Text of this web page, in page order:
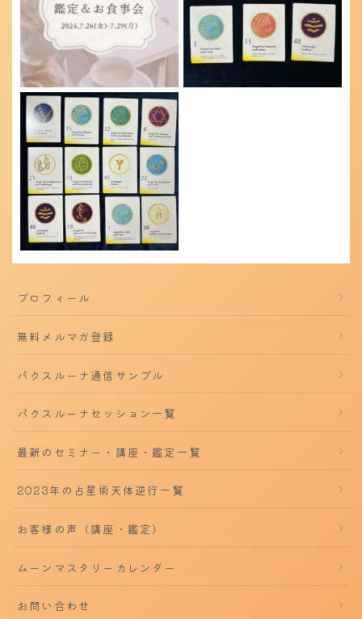
プロフィール
無料メルマガ登録
パクスルーナ通信サンプル
パクスルーナセッション一覧
最新のセミナー・講座・鑑定一覧
2023年の占星術天体逆行一覧
お客様の声（講座・鑑定）
ムーンマスタリーカレンダー
お問い合わせ